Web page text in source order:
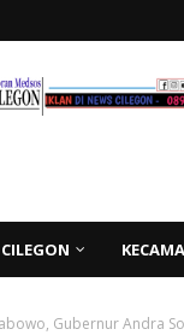
Gubernur Andra